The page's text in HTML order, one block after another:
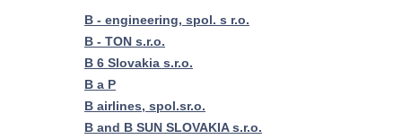
B - engineering, spol. s r.o.
B - TON s.r.o.
B 6 Slovakia s.r.o.
B a P
B airlines, spol.sr.o.
B and B SUN SLOVAKIA s.r.o.